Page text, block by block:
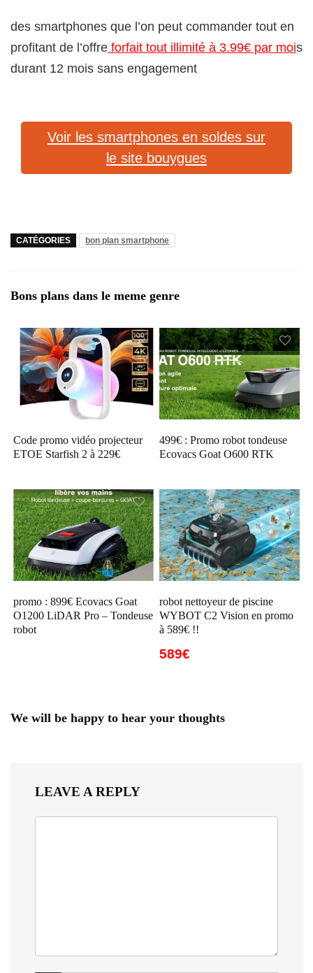
des smartphones que l’on peut commander tout en
profitant de l’offre forfait tout illimité à 3.99€ par mois
durant 12 mois sans engagement
Voir les smartphones en soldes sur
le site bouygues
CATÉGORIES bon plan smartphone
Bons plans dans le meme genre
Code promo vidéo projecteur
ETOE Starfish 2 à 229€
499€ : Promo robot tondeuse
Ecovacs Goat O600 RTK
promo : 899€ Ecovacs Goat
O1200 LiDAR Pro – Tondeuse
robot
robot nettoyeur de piscine
WYBOT C2 Vision en promo
à 589€ !!
589€
We will be happy to hear your thoughts
LEAVE A REPLY